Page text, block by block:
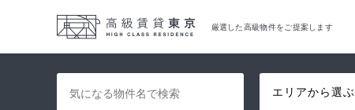
厳選した高級物件をご提案します
エリアから選ぶ